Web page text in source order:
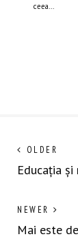
ceea...
Navigare
în
articole
OLDER
Educația
NEWER
post:
Mai este